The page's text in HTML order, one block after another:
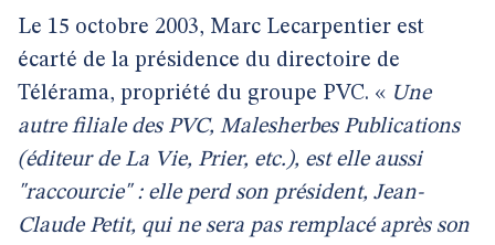
Le 15 octobre 2003, Marc Lecarpentier est
écarté de la présidence du directoire de
Télérama, propriété du groupe PVC. « Une
autre filiale des PVC, Malesherbes Publications
(éditeur de La Vie, Prier, etc.), est elle aussi
"raccourcie" : elle perd son président, Jean-
Claude Petit, qui ne sera pas remplacé après son